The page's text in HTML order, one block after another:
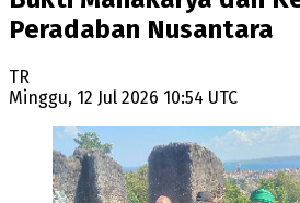
Peradaban Nusantara
TR
Minggu, 12 Jul 2026 10:54 UTC